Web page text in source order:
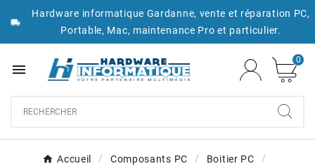

Hardware informatique Gardanne, vente et réparation PC,
Portable, Mac, maintenance Pro et particulier.

0
Accueil Composants PC
Boitier PC